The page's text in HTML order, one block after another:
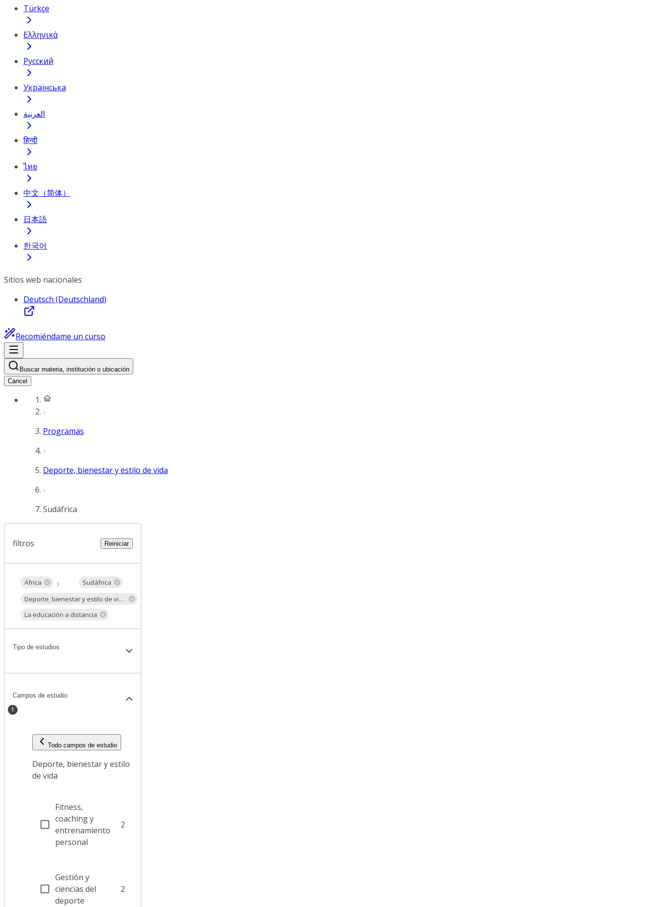
Türkçe
Ελληνικά
Русский
Українська
العربية
हिन्दी
ไทย
中文（简体）
日本語
한국어
Sitios web nacionales
Deutsch (Deutschland)
Recomiéndame un curso
Buscar materia, institución o ubicación
Cancel
Programas
Deporte, bienestar y estilo de vida
Sudáfrica
filtros Reiniciar
África
Sudáfrica
Deporte, bienestar y estilo de vida
La educación a distancia
Tipo de estudios
Campos de estudio
1
Todo campos de estudio
Deporte, bienestar y estilo
de vida
Fitness,
coaching y
entrenamiento
personal
2
Gestión y
ciencias del
deporte
2